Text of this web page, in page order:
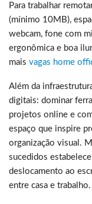
Para trabalhar
(mínimo 10MB),
webcam, fone com
ergonômica e boa
mais vagas home
Além da
digitais: dominar
projetos online e
espaço que inspire
organização visual.
sucedidos
deslocamento ao
entre casa e trabalho.